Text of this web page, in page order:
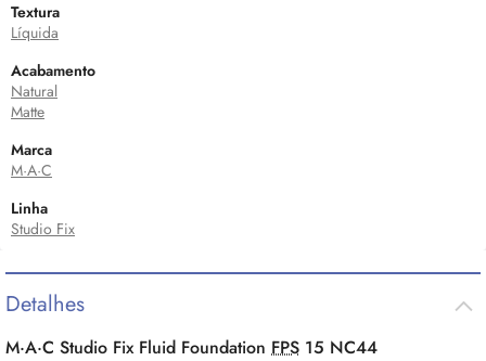
Textura
Líquida
Acabamento
Natural
Matte
Marca
M·A·C
Linha
Studio Fix
Detalhes
M·A·C Studio Fix Fluid Foundation FPS 15 NC44